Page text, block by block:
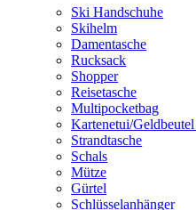
Ski Handschuhe
Skihelm
Damentasche
Rucksack
Shopper
Reisetasche
Multipocketbag
Kartenetui/
Strandtasche
Schals
Mütze
Gürtel
Schlüsselanhänger